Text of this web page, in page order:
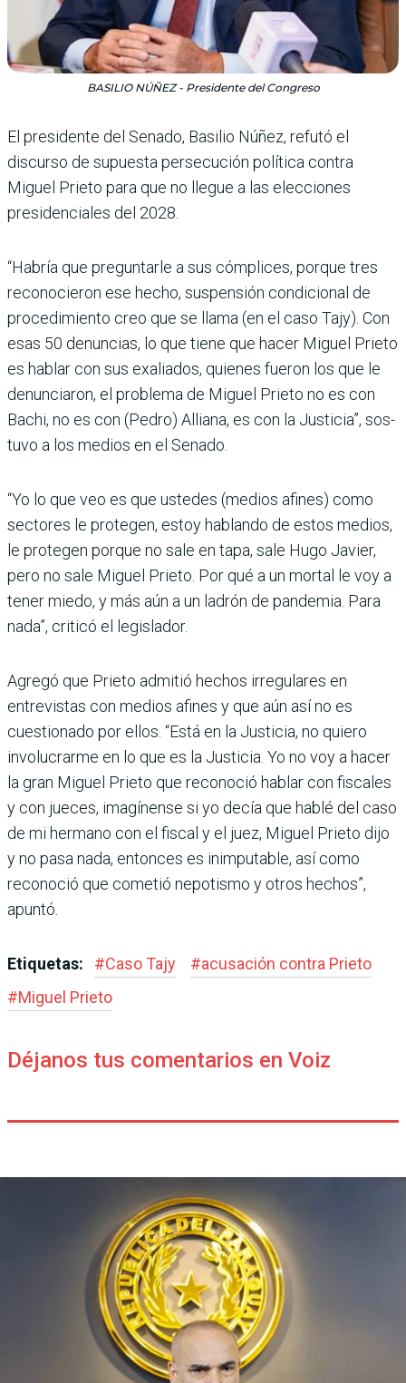
BASILIO NÚÑEZ - Presidente del Congreso
El presidente del Senado, Basilio Núñez, refutó el
discurso de supuesta per­secución política contra
Miguel Prieto para que no llegue a las elecciones
presidenciales del 2028.
“Habría que preguntarle a sus cómplices, porque tres
recono­cieron ese hecho, suspensión condicional de
procedimiento creo que se llama (en el caso Tajy). Con
esas 50 denuncias, lo que tiene que hacer Miguel Prieto
es hablar con sus exaliados, quie­nes fueron los que le
denunciaron, el problema de Miguel Prieto no es con
Bachi, no es con (Pedro) Alliana, es con la Justicia”, sos­
tuvo a los medios en el Senado.
“Yo lo que veo es que ustedes (medios afines) como
sectores le protegen, estoy hablando de estos medios,
le protegen porque no sale en tapa, sale Hugo Javier,
pero no sale Miguel Prieto. Por qué a un mortal le voy a
tener miedo, y más aún a un ladrón de pandemia. Para
nada”, criticó el legislador.
Agregó que Prieto admitió hechos irregulares en
entrevistas con medios afines y que aún así no es
cuestionado por ellos. “Está en la Justicia, no quiero
involucrarme en lo que es la Justicia. Yo no voy a hacer
la gran Miguel Prieto que reconoció hablar con fisca­les
y con jueces, imagínense si yo decía que hablé del caso
de mi hermano con el fiscal y el juez, Miguel Prieto dijo
y no pasa nada, entonces es inimputable, así como
reconoció que cometió nepo­tismo y otros hechos”,
apuntó.
Etiquetas: #Caso Tajy #acusación contra Prieto
#Miguel Prieto
Déjanos tus comentarios en Voiz